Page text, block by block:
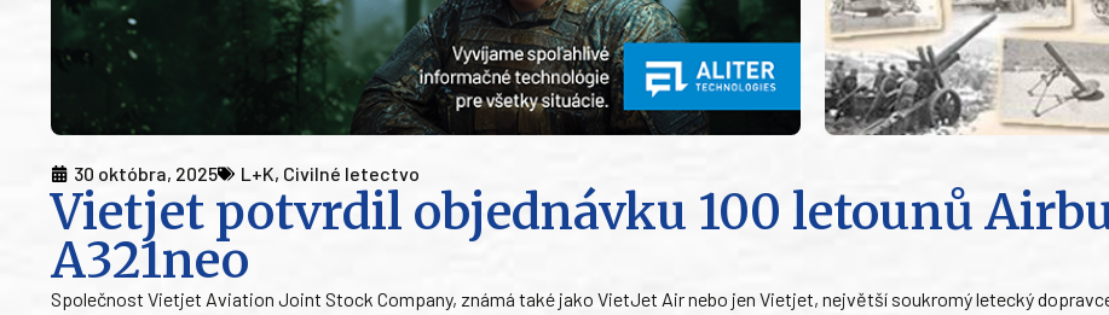
30 októbra, 2025 L+K, Civilné letectvo
Vietjet potvrdil objednávku 100 letounů
A321neo
Společnost Vietjet Aviation Joint Stock Company, známá také jako VietJet Air nebo jen Vietjet, největší soukromý letecký